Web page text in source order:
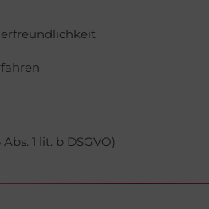
1 lit. b DSGVO)